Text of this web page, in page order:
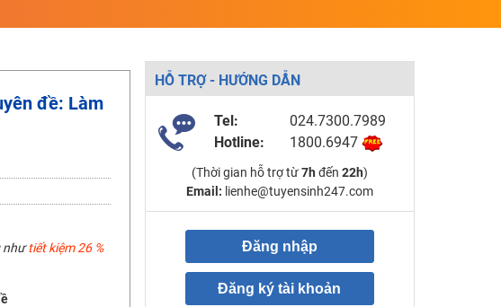
đề: Làm
nhưtiết kiệm 26 %
HỖ TRỢ - HƯỚNG DẪN
Tel:
024.7300.7989
Hotline:
1800.6947
(Thời gian hỗ trợ từ7h đến 22h)
Email: lienhe@tuyensinh247.com
Đăng nhập
Đăng ký tài khoản